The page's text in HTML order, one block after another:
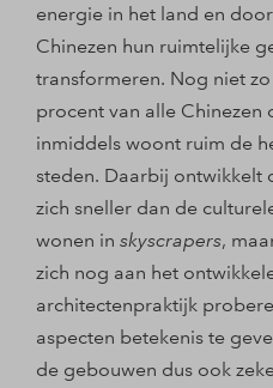
energie in het land en
Chinezen hun ruimtelijke
transformeren. Nog niet
procent van alle Chinezen
inmiddels woont ruim de
steden. Daarbij ontwikkelt
zich sneller dan de
wonen in skyscrapers,
zich nog aan het
architectenpraktijk
aspecten betekenis te
de gebouwen dus ook